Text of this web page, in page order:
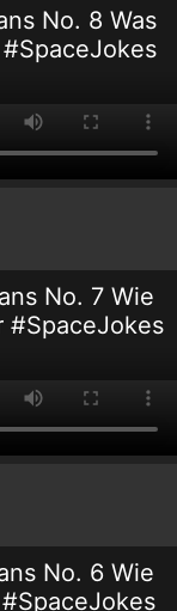
No. 8 Was
No. 7 Wie
#SpaceJokes
No. 6 Wie